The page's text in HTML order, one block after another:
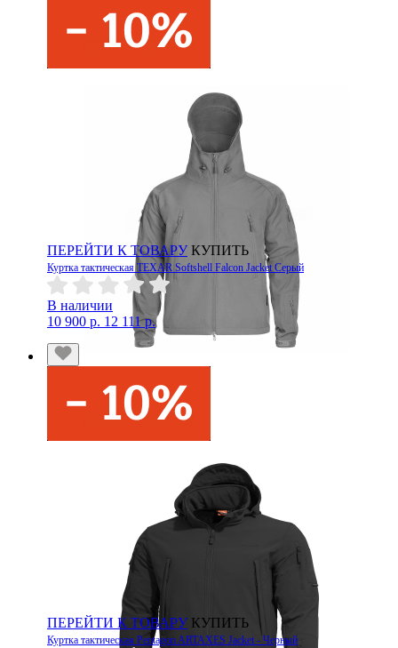
ПЕРЕЙТИ К ТОВАРУ КУПИТЬ
Куртка тактическая TEXAR Softshell Falcon Jacket Серый
В наличии
10 900 р. 12 111 р.
ПЕРЕЙТИ К ТОВАРУ КУПИТЬ
Куртка тактическая Pentagon ARTAXES Jacket - Черный